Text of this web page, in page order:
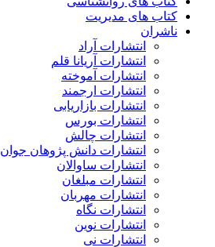
کتاب های مدیریت
ناشران
انتشارات آراد
انتشارات آریانا قلم
انتشارات آموخته
انتشارات ارجمند
انتشارات بازاریابی
انتشارات بورس
انتشارات چالش
انتشارات دانش پژوهان جوان
انتشارات ساوالان
انتشارات مبلغان
انتشارات مهربان
انتشارات نگاه
انتشارات نوین
انتشارات نی